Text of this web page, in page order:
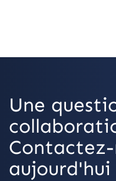
Une
Contactez-
aujourd'hui